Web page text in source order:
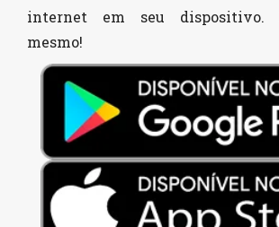
internet em seu dispositivo.
mesmo!